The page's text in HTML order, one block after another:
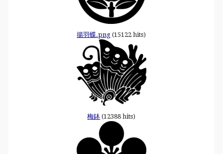
揚羽蝶.png (15122 hits)
梅鉢 (12388 hits)